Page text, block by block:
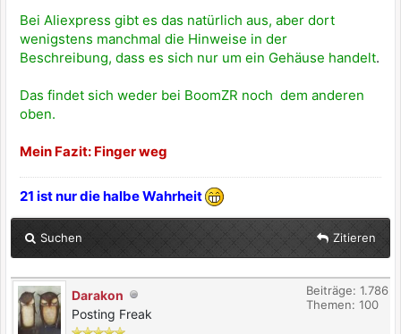
Bei Aliexpress gibt es das natürlich aus, aber dort
wenigstens manchmal die Hinweise in der
Beschreibung, dass es sich nur um ein Gehäuse handelt.
Das findet sich weder bei BoomZR noch dem anderen
oben.
Mein Fazit: Finger weg
21 ist nur die halbe Wahrheit
Suchen Zitieren
Darakon
Posting Freak
Beiträge: 1.786
Themen: 100